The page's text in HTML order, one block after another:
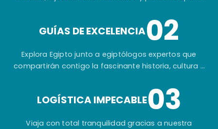
GUÍAS DE EXCELENCIA02
Explora Egipto junto a egiptólogos expertos que
compartirán contigo la fascinante historia, cultura y
extraordinarias del mundo.
LOGÍSTICA IMPECABLE03
Viaja con total tranquilidad gracias a nuestra